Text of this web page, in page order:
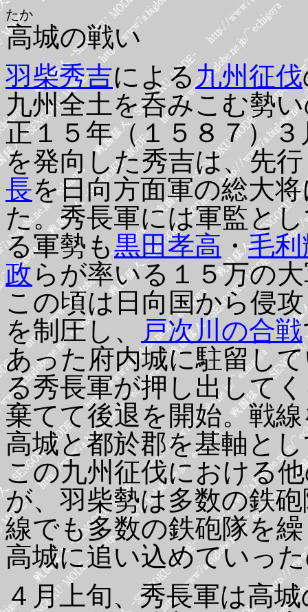
高
たか
城の戦い
羽柴秀吉による九州征伐
九州全土を呑みこむ勢
正１５年（１５８７）
を発向した秀吉は、先
長を日向方面軍の総大
た。秀長軍には軍監と
る軍勢も黒田孝高 ・毛
政らが率いる１５万の
この頃は日向国から侵
を制圧し、
戸次川の合戦
あった府内城に駐留し
る秀長軍が押し出して
棄てて後退を開始。戦
高城と都於郡を基軸と
この九州征伐における
が、羽柴勢は多数の鉄
線でも多数の鉄砲隊を
高城に追い込めていっ
４月上旬、秀長軍は高